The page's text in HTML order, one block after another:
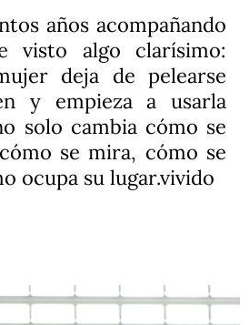
años acompañando
visto algo clarísimo:
deja de pelearse
y empieza a usarla
solo cambia cómo se
se mira, cómo se
ocupa su lugar.vivido